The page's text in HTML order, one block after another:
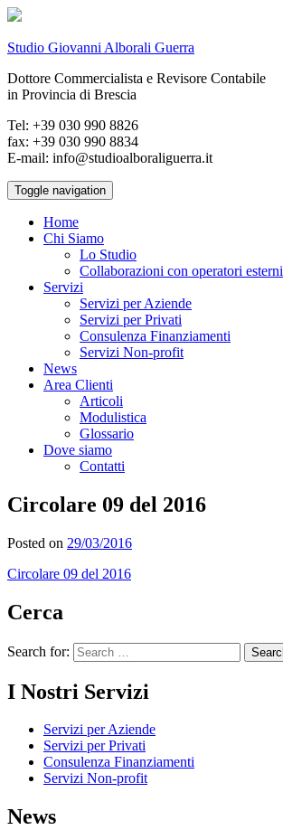
Studio Giovanni Alborali Guerra
Dottore Commercialista e Revisore Contabile
in Provincia di Brescia
Tel: +39 030 990 8826
fax: +39 030 990 8834
E-mail: info@studioalboraliguerra.it
Toggle navigation
Home
Chi Siamo
Lo Studio
Collaborazioni con operatori esterni
Servizi
Servizi per Aziende
Servizi per Privati
Consulenza Finanziamenti
Servizi Non-profit
News
Area Clienti
Articoli
Modulistica
Glossario
Dove siamo
Contatti
Circolare 09 del 2016
Posted on 29/03/2016
Circolare 09 del 2016
Cerca
Search for:
I Nostri Servizi
Servizi per Aziende
Servizi per Privati
Consulenza Finanziamenti
Servizi Non-profit
News